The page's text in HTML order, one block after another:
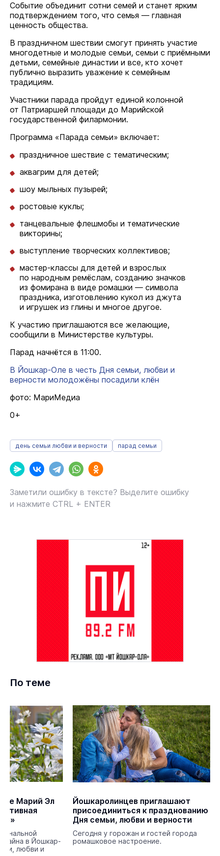
Событие объединит сотни семей и станет ярким
подтверждением того, что семья — главная
ценность общества.
В праздничном шествии смогут принять участие
многодетные и молодые семьи, семьи с приёмными
детьми, семейные династии и все, кто хочет
публично выразить уважение к семейным
традициям.
Участники парада пройдут единой колонной
от Патриаршей площади до Марийской
государственной филармонии.
Программа «Парада семьи» включает:
праздничное шествие с тематическим;
аквагрим для детей;
шоу мыльных пузырей;
ростовые куклы;
танцевальные флешмобы и тематические
викторины;
выступление творческих коллективов;
мастер-классы для детей и взрослых
по народным ремёслам, созданию значков
из фомирана в виде ромашки — символа
праздника, изготовлению кукол из джута
и игрушек из глины и многое другое.
К участию приглашаются все желающие,
сообщили в Министерстве культуры.
Парад начнётся в 11:00.
В Йошкар-Оле в честь Дня семьи, любви и
верности молодожёны посадили клён
фото: МариМедиа
0+
день семьи любви и верности парад семьи
Заметили ошибку в тексте? Выделите ошибку
и нажмите CTRL + ENTER
По теме
Марий Эл
в Йошкар-
любви и
Йошкаролинцев приглашают
присоединиться к празднованию
Дня семьи, любви и верности
Сегодня у горожан и гостей города
ромашковое настроение.